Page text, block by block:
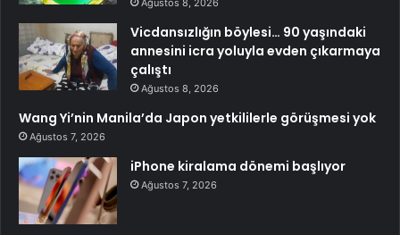
Vicdansızlığın böylesi… 90 yaşındaki
annesini icra yoluyla evden çıkarmaya
çalıştı
Ağustos 8, 2026
Wang Yi’nin Manila’da Japon yetkililerle görüşmesi yok
Ağustos 7, 2026
iPhone kiralama dönemi başlıyor
Ağustos 7, 2026